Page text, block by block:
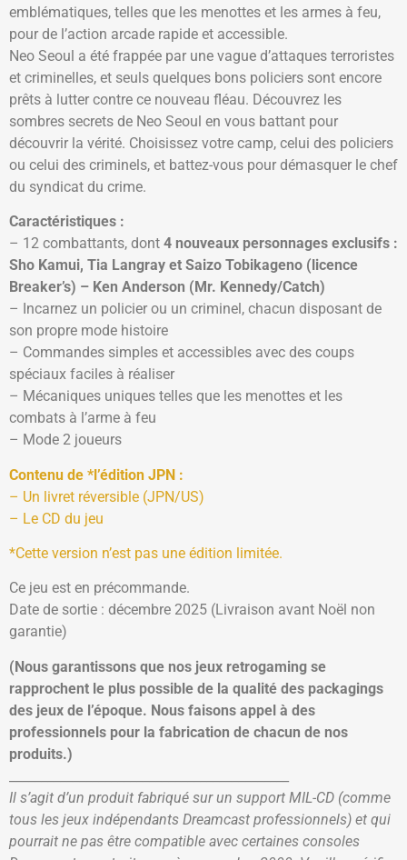
emblématiques, telles que les menottes et les armes à feu,
pour de l’action arcade rapide et accessible.
Neo Seoul a été frappée par une vague d’attaques terroristes
et criminelles, et seuls quelques bons policiers sont encore
prêts à lutter contre ce nouveau fléau. Découvrez les
sombres secrets de Neo Seoul en vous battant pour
découvrir la vérité. Choisissez votre camp, celui des policiers
ou celui des criminels, et battez-vous pour démasquer le chef
du syndicat du crime.
Caractéristiques :
– 12 combattants, dont 4 nouveaux personnages exclusifs :
Sho Kamui, Tia Langray et Saizo Tobikageno (licence
Breaker’s) – Ken Anderson (Mr. Kennedy/Catch)
– Incarnez un policier ou un criminel, chacun disposant de
son propre mode histoire
– Commandes simples et accessibles avec des coups
spéciaux faciles à réaliser
– Mécaniques uniques telles que les menottes et les
combats à l’arme à feu
– Mode 2 joueurs
Contenu de *l’édition JPN :
– Un livret réversible (JPN/US)
– Le CD du jeu
*Cette version n’est pas une édition limitée.
Ce jeu est en précommande.
Date de sortie : décembre 2025 (Livraison avant Noël non
garantie)
(Nous garantissons que nos jeux retrogaming se
rapprochent le plus possible de la qualité des packagings
des jeux de l’époque. Nous faisons appel à des
professionnels pour la fabrication de chacun de nos
produits.)
Il s’agit d’un produit fabriqué sur un support MIL-CD (comme
tous les jeux indépendants Dreamcast professionnels) et qui
pourrait ne pas être compatible avec certaines consoles